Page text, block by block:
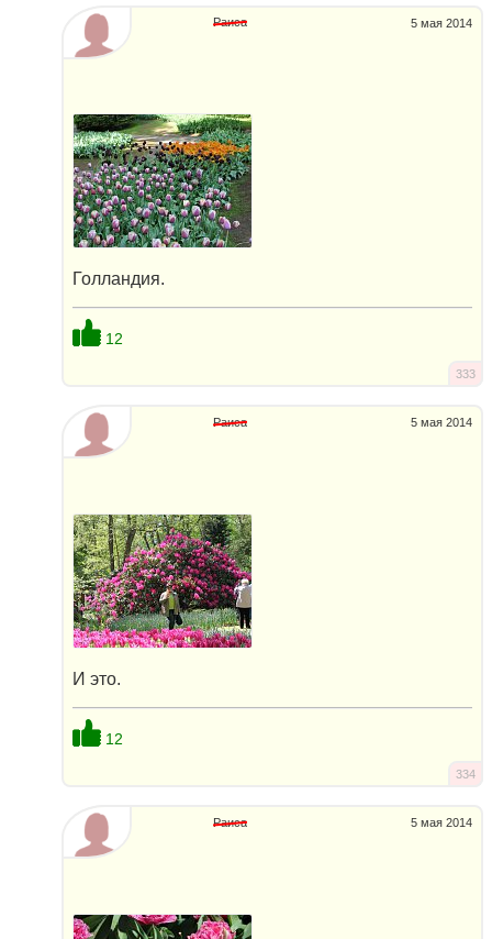
5 мая 2014
Раиса
Голландия.
12
333
5 мая 2014
Раиса
И это.
12
334
5 мая 2014
Раиса